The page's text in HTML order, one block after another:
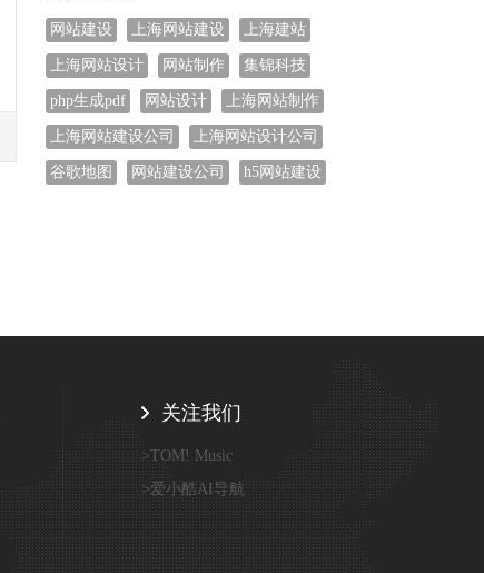
网站建设 上海网站建设 上海建站
上海网站设计 网站制作 集锦科技
php生成pdf 网站设计 上海网站制作
上海网站建设公司 上海网站设计公司
谷歌地图 网站建设公司 h5网站建设
关注我们
>TOM! Music
>爱小酷AI导航